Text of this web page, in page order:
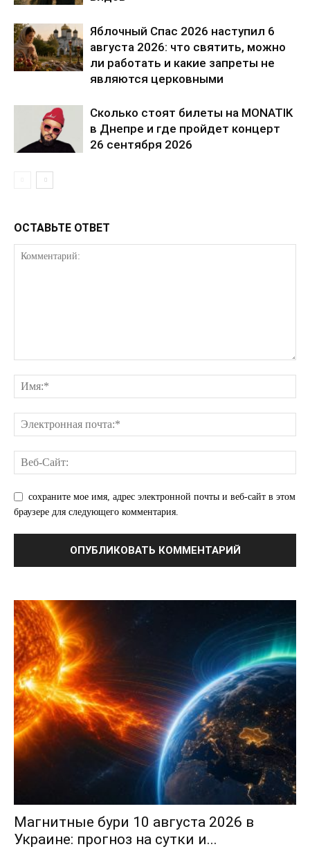
Реклама
Контакты
Яблочный Спас 2026 наступил 6
августа 2026: что святить, можно
ли работать и какие запреты не
являются церковными
Сколько стоят билеты на MONATIK
в Днепре и где пройдет концерт
26 сентября 2026
ОСТАВЬТЕ ОТВЕТ
сохраните мое имя, адрес электронной почты и веб-сайт в этом
браузере для следующего комментария.
Магнитные бури 10 августа 2026 в
Украине: прогноз на сутки и...